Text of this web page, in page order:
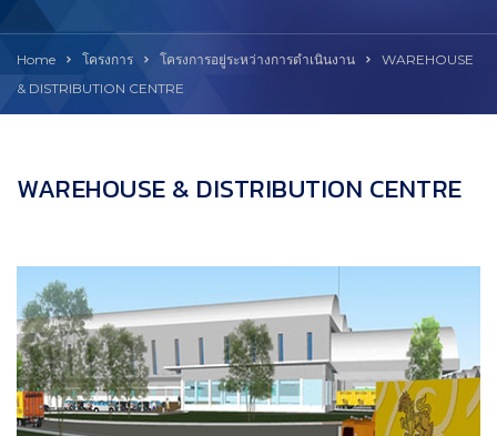
Home โครงการ โครงการอยู่ระหว่างการดำเนินงาน
WAREHOUSE
& DISTRIBUTION CENTRE
WAREHOUSE & DISTRIBUTION CENTRE